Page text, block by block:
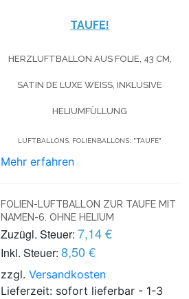
TAUFE!
HERZLUFTBALLON AUS FOLIE, 43 CM,
SATIN DE LUXE WEISS, INKLUSIVE H
ELIUMFÜLLUNG
LUFTBALLONS, FOLIENBALLONS: "TAUFE"
Mehr erfahren
FOLIEN-LUFTBALLON ZUR TAUFE MIT
NAMEN-6. OHNE HELIUM
Zuzügl. Steuer: 7,14 €
Inkl. Steuer: 8,50 €
zzgl.Versandkosten
Lieferzeit: sofort lieferbar - 1-3